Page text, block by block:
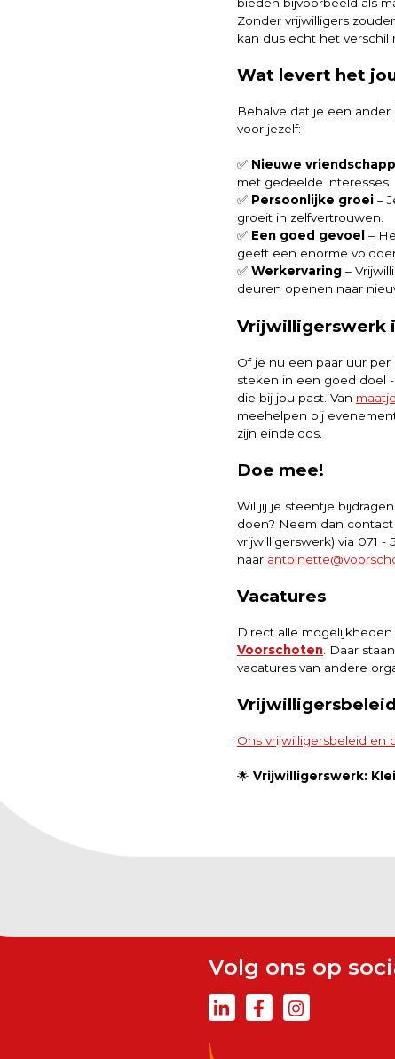
Zonder vrijwilligers
kan dus echt het verschil
Wat levert het
Behalve dat je een
voor jezelf:
✅ Nieuwe
met gedeelde interesses.
✅ Persoonlijke groei –
groeit in zelfvertrouwen.
✅ Een goed gevoel –
geeft een enorme
✅ Werkervaring –
deuren openen naar
Vrijwilligerswerk
Of je nu een paar uur
steken in een goed doel
die bij jou past. Van
meehelpen bij
zijn eindeloos.
Doe mee!
Wil jij je steentje
doen? Neem dan
vrijwilligerswerk) via 071 -
naar
Vacatures
Direct alle
Voorschoten . Daar
vacatures van andere
Vrijwilligersbeleid
Ons vrijwilligersbeleid en
🌟 Vrijwilligerswerk:
Volg ons op